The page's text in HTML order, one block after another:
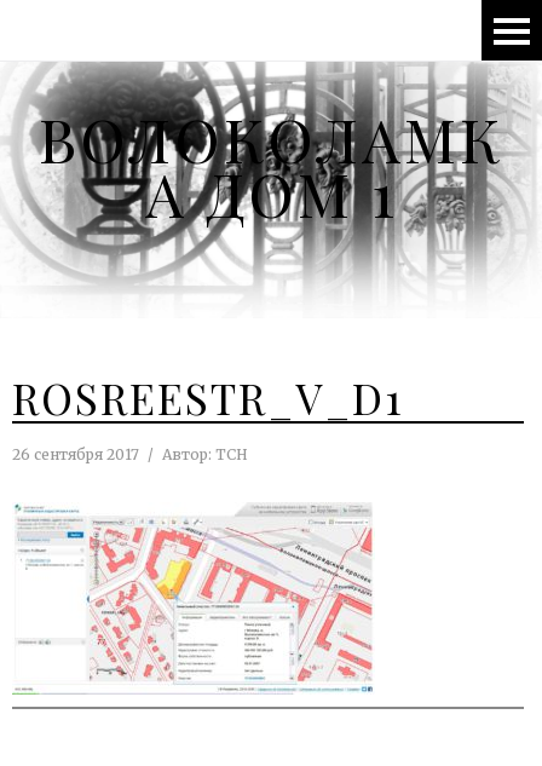
ВОЛОКОЛАМК
А ДОМ 1
ROSREESTR_V_D1
26 сентября 2017 Автор: ТСН